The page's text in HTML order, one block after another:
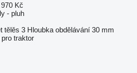
Kč
- pluh
tělěs 3 Hloubka obdělávání 30 mm
pro traktor